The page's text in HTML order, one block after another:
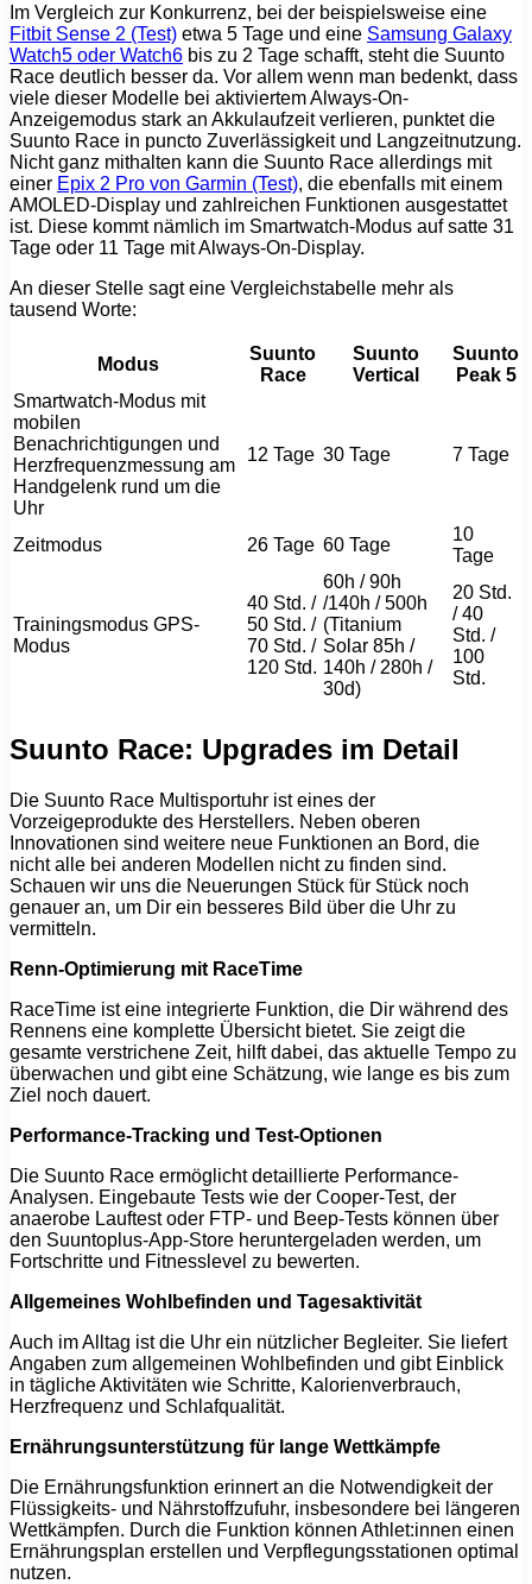
Im Vergleich zur Konkurrenz, bei der beispielsweise eine
Fitbit Sense 2 (Test) etwa 5 Tage und eine Samsung Galaxy
Watch5 oder Watch6 bis zu 2 Tage schafft, steht die Suunto
Race deutlich besser da. Vor allem wenn man bedenkt, dass
viele dieser Modelle bei aktiviertem Always-On-
Anzeigemodus stark an Akkulaufzeit verlieren, punktet die
Suunto Race in puncto Zuverlässigkeit und Langzeitnutzung.
Nicht ganz mithalten kann die Suunto Race allerdings mit
einer Epix 2 Pro von Garmin (Test), die ebenfalls mit einem
AMOLED-Display und zahlreichen Funktionen ausgestattet
ist. Diese kommt nämlich im Smartwatch-Modus auf satte 31
Tage oder 11 Tage mit Always-On-Display.
An dieser Stelle sagt eine Vergleichstabelle mehr als
tausend Worte:
Modus
Suunto
Race
Suunto
Vertical
Suunto
Peak 5
Smartwatch-Modus mit
mobilen
Benachrichtigungen und
Herzfrequenzmessung am
Handgelenk rund um die
Uhr
12 Tage 30 Tage 7 Tage
Zeitmodus 26 Tage 60 Tage
10
Tage
Trainingsmodus GPS-
Modus
40 Std. /
50 Std. /
70 Std. /
120 Std.
60h / 90h
/140h / 500h
(Titanium
Solar 85h /
140h / 280h /
30d)
20 Std.
/ 40
Std. /
100
Std.
Suunto Race: Upgrades im Detail
Die Suunto Race Multisportuhr ist eines der
Vorzeigeprodukte des Herstellers. Neben oberen
Innovationen sind weitere neue Funktionen an Bord, die
nicht alle bei anderen Modellen nicht zu finden sind.
Schauen wir uns die Neuerungen Stück für Stück noch
genauer an, um Dir ein besseres Bild über die Uhr zu
vermitteln.
Renn-Optimierung mit RaceTime
RaceTime ist eine integrierte Funktion, die Dir während des
Rennens eine komplette Übersicht bietet. Sie zeigt die
gesamte verstrichene Zeit, hilft dabei, das aktuelle Tempo zu
überwachen und gibt eine Schätzung, wie lange es bis zum
Ziel noch dauert.
Performance-Tracking und Test-Optionen
Die Suunto Race ermöglicht detaillierte Performance-
Analysen. Eingebaute Tests wie der Cooper-Test, der
anaerobe Lauftest oder FTP- und Beep-Tests können über
den Suuntoplus-App-Store heruntergeladen werden, um
Fortschritte und Fitnesslevel zu bewerten.
Allgemeines Wohlbefinden und Tagesaktivität
Auch im Alltag ist die Uhr ein nützlicher Begleiter. Sie liefert
Angaben zum allgemeinen Wohlbefinden und gibt Einblick
in tägliche Aktivitäten wie Schritte, Kalorienverbrauch,
Herzfrequenz und Schlafqualität.
Ernährungsunterstützung für lange Wettkämpfe
Die Ernährungsfunktion erinnert an die Notwendigkeit der
Flüssigkeits- und Nährstoffzufuhr, insbesondere bei längeren
Wettkämpfen. Durch die Funktion können Athlet:innen einen
Ernährungsplan erstellen und Verpflegungsstationen optimal
nutzen.